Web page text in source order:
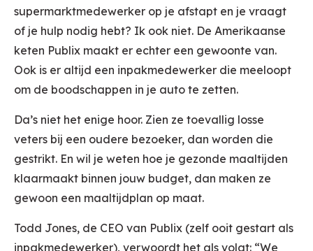
supermarktmedewerker op je afstapt en je vraagt
of je hulp nodig hebt? Ik ook niet. De Amerikaanse
keten Publix maakt er echter een gewoonte van.
Ook is er altijd een inpakmedewerker die meeloopt
om de boodschappen in je auto te zetten.
Da’s niet het enige hoor. Zien ze toevallig losse
veters bij een oudere bezoeker, dan worden die
gestrikt. En wil je weten hoe je gezonde maaltijden
klaarmaakt binnen jouw budget, dan maken ze
gewoon een maaltijdplan op maat.
Todd Jones, de CEO van Publix (zelf ooit gestart als
inpakmedewerker), verwoordt het als volgt: “We